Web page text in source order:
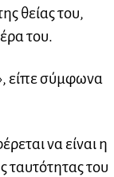
θείας του,
του.
είπε σύμφωνα
να είναι η
ταυτότητας του